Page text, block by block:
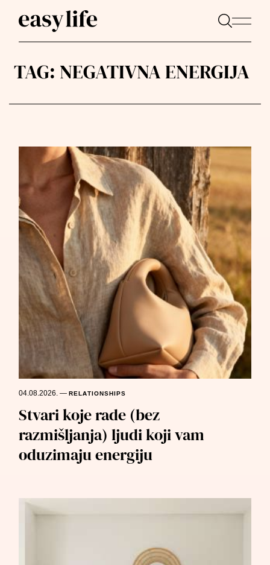
TAG: NEGATIVNA ENERGIJA
04.08.2026.—RELATIONSHIPS
Stvari koje rade (bez
razmišljanja) ljudi koji vam
oduzimaju energiju